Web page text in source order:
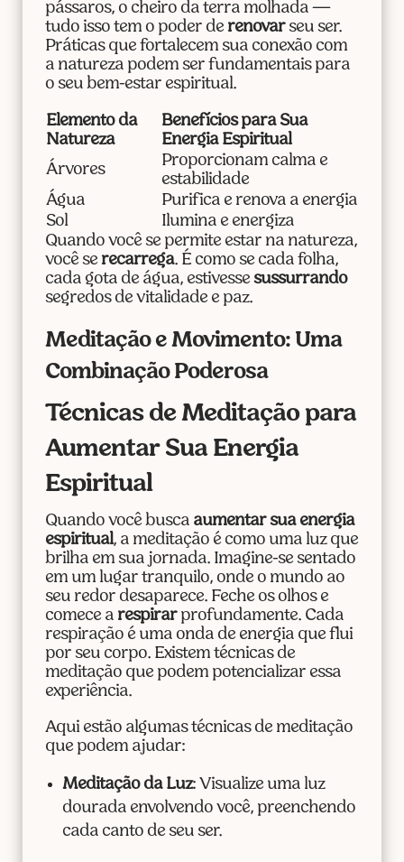
pássaros, o cheiro da terra molhada —
tudo isso tem o poder de renovarseu ser.
Práticas que fortalecem sua conexão com
a natureza podem ser fundamentais para
o seu bem-estar espiritual.
Elemento da
Natureza
Benefícios para Sua
Energia Espiritual
Árvores
Proporcionam calma e
estabilidade
Água
Purifica e renova a energia
Sol
Ilumina e energiza
Quando você se permite estar na natureza,
você se recarrega. É como se cada folha,
cada gota de água, estivesse sussurrando
segredos de vitalidade e paz.
Meditação e Movimento: Uma
Combinação Poderosa
Técnicas de Meditação para
Aumentar Sua Energia
Espiritual
Quando você busca aumentar sua energia
espiritual, a meditação é como uma luz que
brilha em sua jornada. Imagine-se sentado
em um lugar tranquilo, onde o mundo ao
seu redor desaparece. Feche os olhos e
comece a respirarprofundamente. Cada
respiração é uma onda de energia que flui
por seu corpo. Existem técnicas de
meditação que podem potencializar essa
experiência.
Aqui estão algumas técnicas de meditação
que podem ajudar:
Meditação da Luz: Visualize uma luz
dourada envolvendo você, preenchendo
cada canto de seu ser.